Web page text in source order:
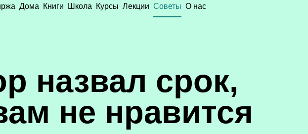
Дома Книги Школа Курсы Лекции Советы О нас
назвал срок,
не нравится